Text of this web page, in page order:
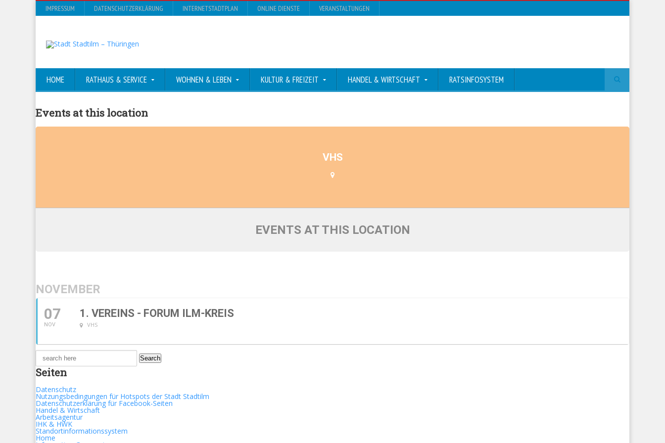
IMPRESSUM DATENSCHUTZERKLÄRUNG INTERNETSTADTPLAN ONLINE DIENSTE VERANSTALTUNGEN
HOME RATHAUS & SERVICE WOHNEN & LEBEN KULTUR & FREIZEIT HANDEL & WIRTSCHAFT RATSINFOSYSTEM
Events at this location
VHS
EVENTS AT THIS LOCATION
NOVEMBER
07
NOV
1. VEREINS - FORUM ILM-KREIS
VHS
Search
for:
Seiten
Datenschutz
Nutzungsbedingungen für Hotspots der Stadt Stadtilm
Datenschutzerklärung für Facebook-Seiten
Handel & Wirtschaft
Arbeitsagentur
IHK & HWK
Standortinformationssystem
Home